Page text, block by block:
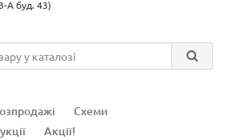
А буд. 43)
Схеми
Акції!